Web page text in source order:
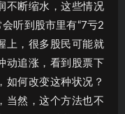
不断缩水，这些情况
听到股市里有“7亏2
上，很多股民可能就
动追涨，看到股票下
如何改变这种状况？
当然，这个方法也不